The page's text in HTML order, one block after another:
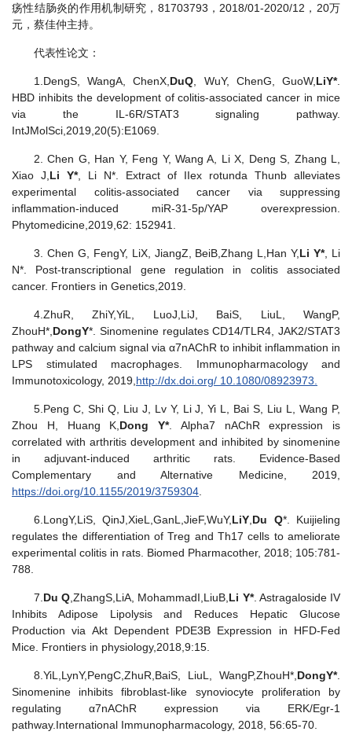
疡性结肠炎的作用机制研究，81703793，2018/01-2020/12，20万
元，蔡佳仲主持。
代表性论文：
1.DengS, WangA, ChenX, DuQ , WuY, ChenG, GuoW, LiY*.
HBD inhibits the development of colitis-associated cancer in mice
via the IL-6R/STAT3 signaling pathway.
IntJMolSci,2019,20(5):E1069.
2. Chen G, Han Y, Feng Y, Wang A, Li X, Deng S, Zhang L,
Xiao J, Li Y*, Li N*. Extract of IIex rotunda Thunb alleviates
experimental colitis-associated cancer via suppressing
inflammation-induced miR-31-5p/YAP overexpression.
Phytomedicine,2019,62: 152941.
3. Chen G, FengY, LiX, JiangZ, BeiB,Zhang L,Han Y,Li Y*, Li
N*. Post-transcriptional gene regulation in colitis associated
cancer. Frontiers in Genetics,2019.
4.ZhuR, ZhiY,YiL, LuoJ,LiJ, BaiS, LiuL, WangP,
ZhouH*, DongY*. Sinomenine regulates CD14/TLR4, JAK2/STAT3
pathway and calcium signal via α7nAChR to inhibit inflammation in
LPS stimulated macrophages. Immunopharmacology and
Immunotoxicology, 2019, http://dx.doi.org/ 10.1080/08923973.
5.Peng C, Shi Q, Liu J, Lv Y, Li J, Yi L, Bai S, Liu L, Wang P,
Zhou H, Huang K, Dong Y*. Alpha7 nAChR expression is
correlated with arthritis development and inhibited by sinomenine
in adjuvant-induced arthritic rats. Evidence-Based
Complementary and Alternative Medicine, 2019,
https://doi.org/10.1155/2019/3759304
6.LongY,LiS, QinJ,XieL,GanL,JieF,WuY,LiY Du Q*. Kuijieling
regulates the differentiation of Treg and Th17 cells to ameliorate
experimental colitis in rats. Biomed Pharmacother, 2018; 105:781-
788.
7. Du Q ,ZhangS,LiA, MohammadI,LiuB, Li Y*. Astragaloside IV
Inhibits Adipose Lipolysis and Reduces Hepatic Glucose
Production via Akt Dependent PDE3B Expression in HFD-Fed
Mice. Frontiers in physiology,2018,9:15.
8.YiL,LynY,PengC,ZhuR,BaiS, LiuL, WangP,ZhouH*, DongY*.
Sinomenine inhibits fibroblast-like synoviocyte proliferation by
regulating α7nAChR expression via ERK/Egr-1
pathway.International Immunopharmacology, 2018, 56:65-70.